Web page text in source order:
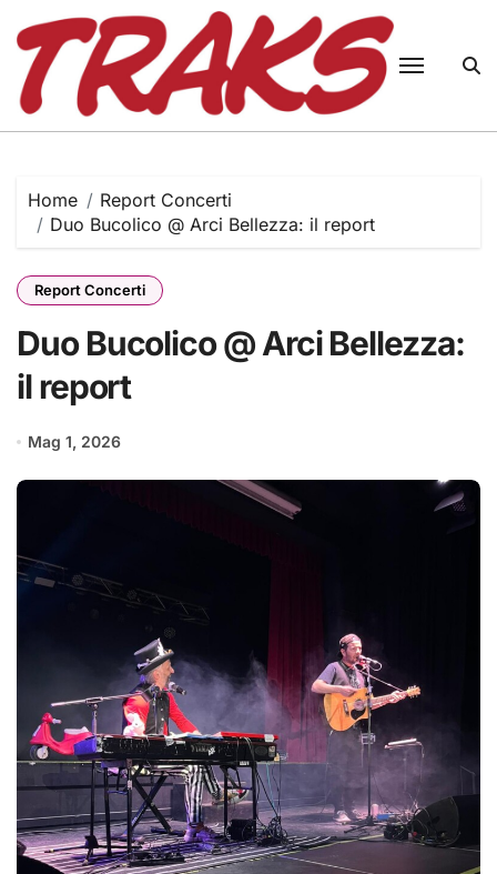
content
Home
Report Concerti
Duo Bucolico @ Arci Bellezza: il report
Report Concerti
Duo Bucolico @ Arci Bellezza:
il report
Mag 1, 2026